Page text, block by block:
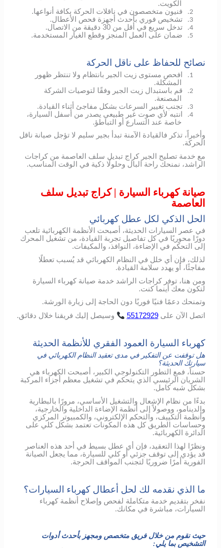
الكويت.
2. فنيون متخصصون في ناقلات الحركة بكافة أنواعها.
3. تشخيص فوري بأحدث أجهزة فحص الأعطال.
4. تدخل سريع في أقل من 30 دقيقة من الاتصال.
5. ضمان على العمل المنجز وقطع الغيار المستخدمة.
نصائح للحفاظ على ناقل الحركة
1.
افحص مستوى زيت الجير بانتظام ولا تنتظر ظهور
المشكلة.
2.
قم باستبدال زيت الجير وفقًا لتوصيات الشركة
المصنعة.
3. تجنب تغيير السرعات بشكل مفاجئ أثناء القيادة.
4.
انتبه لأي صوت غير طبيعي يصدر من أسفل السيارة،
خاصة عند التسارع أو التباطؤ.
وأخيراً، تذكر فالقيادة الآمنة تبدأ بجير سليم لا تؤجل صيانة ناقل
الحركة.
مع خدمة تصليح الجير كراج تبديل سلف العاصمة من كراجات
الراشد، نمنحك راحة البال وحلولًا ذكية في الوقت المناسب.
صيانة كهرباء السيارة | كراج تبديل سلف
العاصمة
الحل الذكي لكل عطل كهربائي
في عصر السيارات الحديثة، أصبحت الأنظمة الكهربائية تلعب
دورًا محوريًا في كل تفاصيل تجربة القيادة، من تشغيل المحرك
إلى التحكم في الإضاءة، النوافذ، والمكيفات.
لذلك، فإن أي خلل في النظام الكهربائي قد يُسبب تعطلًا
مفاجئًا، أو يهدد سلامة القيادة.
ومن هنا، توفر كراجات الراشد خدمة صيانة كهرباء السيارة
لتكون معك أينما كنت.
وتمنحك دعمًا فنيًا فوريًا دون الحاجة إلى زيارة الورشة.
اتصل
الآن على 55172929 وسيصل إليك فريقنا خلال دقائق.
كهرباء السيارة العمود الفقري للأنظمة الحديثة
هل توقفت عن التفكير في مدى تعقيد النظام الكهربائي في
سيارتك الحديثة؟
حسناً، فمع التطور التكنولوجي الكبير، أصبحت الكهرباء هي
الشريان الرئيسي الذي يتحكم في تشغيل معظم أجزاء المركبة
بشكل شبه كامل.
بدءًا من نظام الإشعال والتشغيل الأساسي، مرورًا بالبطارية
والدينامو، ووصولاً إلى أنظمة الإضاءة الداخلية والخارجية،
وأنظمة التكييف، والتحكم الإلكتروني، والكمبيوتر المركزي
وحساسات الطريق كل هذه المكونات تعتمد بشكل كلي على
الدائرة الكهربائية.
ونظرًا لهذا التعقيد، فإن أي عطل بسيط في أحد هذه العناصر
قد يؤدي إلى توقف جزئي أو كلي للسيارة، مما يجعل الصيانة
الفورية أمرًا ضروريًا لتجنب المواقف الحرجة.
ما الذي نقدمه لك لحل أعطال كهرباء السيارات؟
نفخر بتقديم خدمة متكاملة لفحص وإصلاح أنظمة كهرباء
السيارات، مباشرة في مكانك.
حيث نقوم من خلال فريق متخصص ومجهز بأحدث أدوات
التشخيص بما يلي: